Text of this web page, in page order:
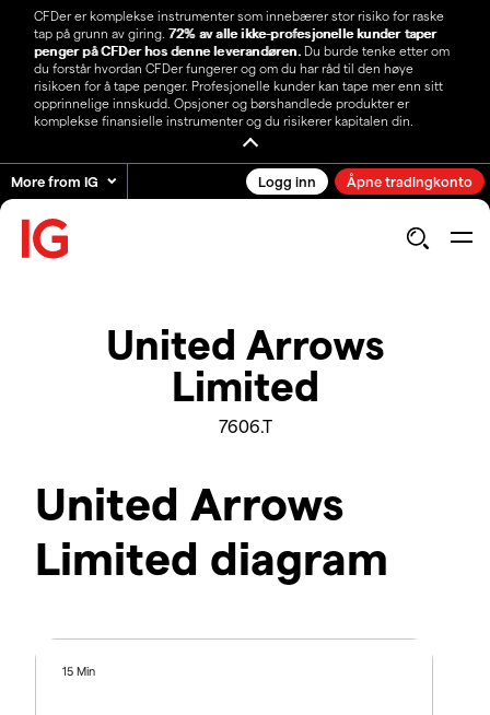
CFDer er komplekse instrumenter som innebærer stor risiko for raske
tap på grunn av giring. 72% av alle ikke-profesjonelle kunder taper
penger på CFDer hos denne leverandøren.Du burde tenke etter om
du forstår hvordan CFDer fungerer og om du har råd til den høye
risikoen for å tape penger. Profesjonelle kunder kan tape mer enn sitt
opprinnelige innskudd. Opsjoner og børshandlede produkter er
komplekse finansielle instrumenter og du risikerer kapitalen din.
More from IG Logg inn Åpne tradingkonto
United Arrows
Limited
7606.T
United Arrows
Limited diagram
15 Min